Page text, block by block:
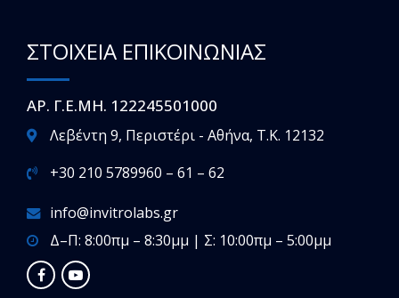
ΣΤΟΙΧΕΙΑ ΕΠΙΚΟΙΝΩΝΙΑΣ
ΑΡ. Γ.Ε.ΜΗ. 122245501000
Λεβέντη 9, Περιστέρι - Αθήνα, T.K. 12132
+30 210 5789960 – 61 – 62
info@invitrolabs.gr
Δ–Π: 8:00πμ – 8:30μμ | Σ: 10:00πμ – 5:00μμ